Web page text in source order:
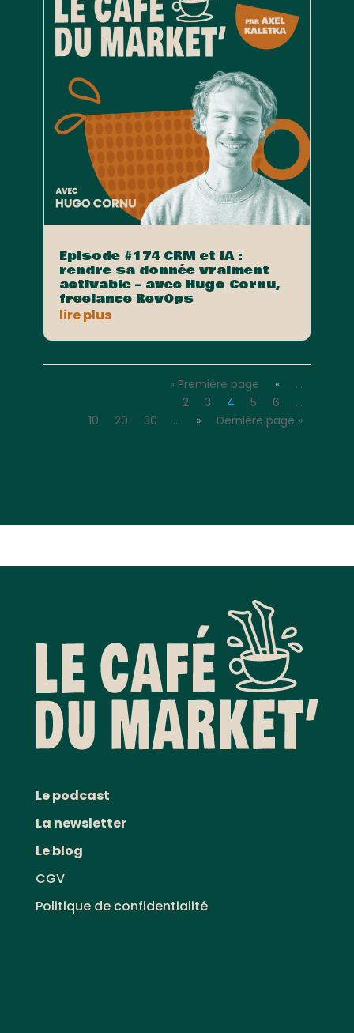
Episode #174 CRM et IA :
rendre sa donnée vraiment
activable – avec Hugo Cornu,
freelance RevOps
lire plus
« Première page «
…
2
3 4 5 6
…
10
20 30 … » Dernière page »
Le podcast
La newsletter
Le blog
CGV
Politique de confidentialité